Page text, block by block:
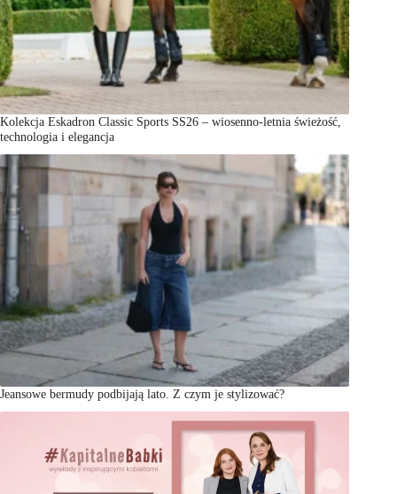
Kolekcja Eskadron Classic Sports SS26 – wiosenno-letnia świeżość,
technologia i elegancja
Jeansowe bermudy podbijają lato. Z czym je stylizować?